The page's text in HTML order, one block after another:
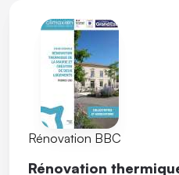
Rénovation BBC
Rénovation